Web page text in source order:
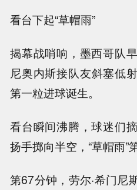
看台下起“草帽雨”
揭幕战哨响，墨西哥队
尼奥内斯接队友斜塞
第一粒进球诞生。
看台瞬间沸腾，球迷们
扬手掷向半空，“草帽雨”
第67分钟，劳尔·希门尼